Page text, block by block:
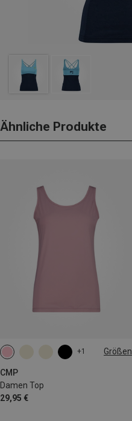
Ähnliche Produkte
+1 Größen
CMP
Damen Top
29,95 €